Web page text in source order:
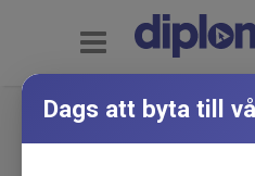
Dags att byta till